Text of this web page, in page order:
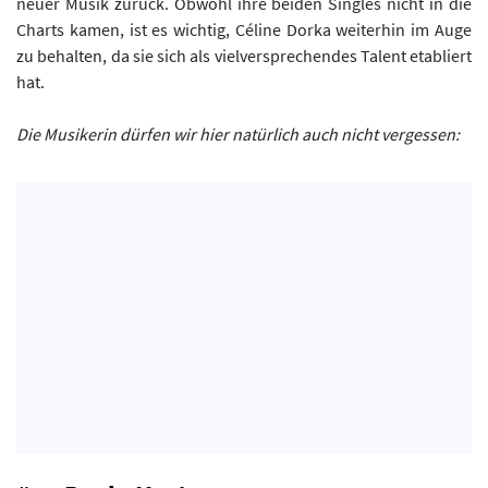
Charts kamen, ist es wichtig, Céline Dorka weiterhin im Auge
zu behalten, da sie sich als vielversprechendes Talent etabliert
hat.
Die Musikerin dürfen wir hier natürlich auch nicht vergessen: